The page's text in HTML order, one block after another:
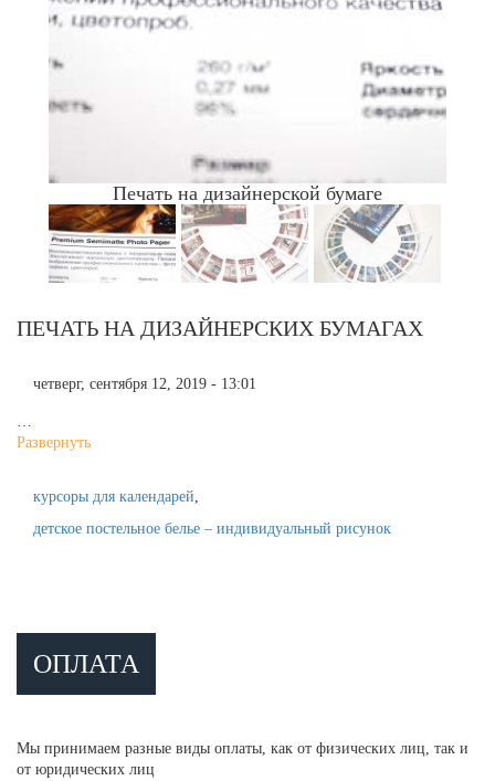
Печать на дизайнерской бумаге
ПЕЧАТЬ НА ДИЗАЙНЕРСКИХ БУМАГАХ
четверг, сентября 12, 2019 - 13:01
…
Развернуть
курсоры для календарей
детское постельное белье – индивидуальный рисунок
ОПЛАТА
Мы принимаем разные виды оплаты, как от физических лиц, так и
от юридических лиц